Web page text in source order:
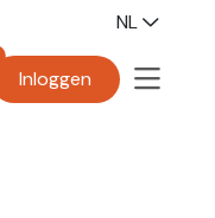
NL
Inloggen